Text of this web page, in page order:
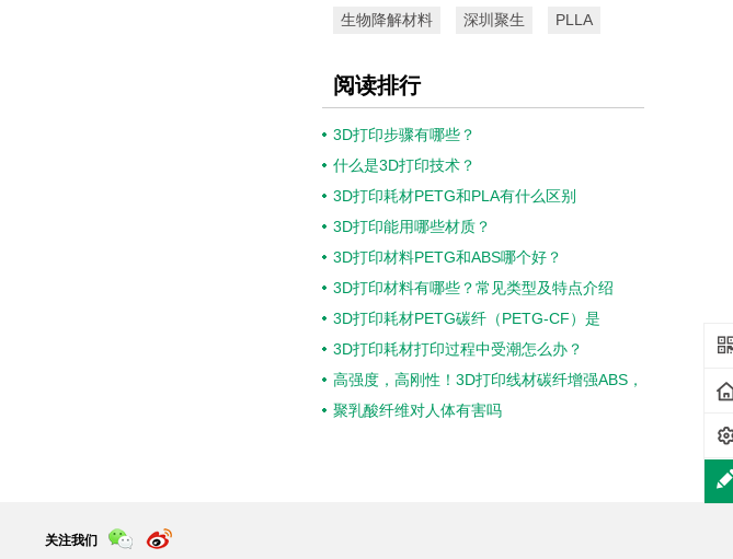
生物降解材料 深圳聚生 PLLA
阅读排行
3D打印步骤有哪些？
什么是3D打印技术？
3D打印耗材PETG和PLA有什么区别
3D打印能用哪些材质？
3D打印材料PETG和ABS哪个好？
3D打印材料有哪些？常见类型及特点介绍
3D打印耗材PETG碳纤（PETG-CF）是
3D打印耗材打印过程中受潮怎么办？
高强度，高刚性！3D打印线材碳纤增强ABS，
聚乳酸纤维对人体有害吗
关注我们